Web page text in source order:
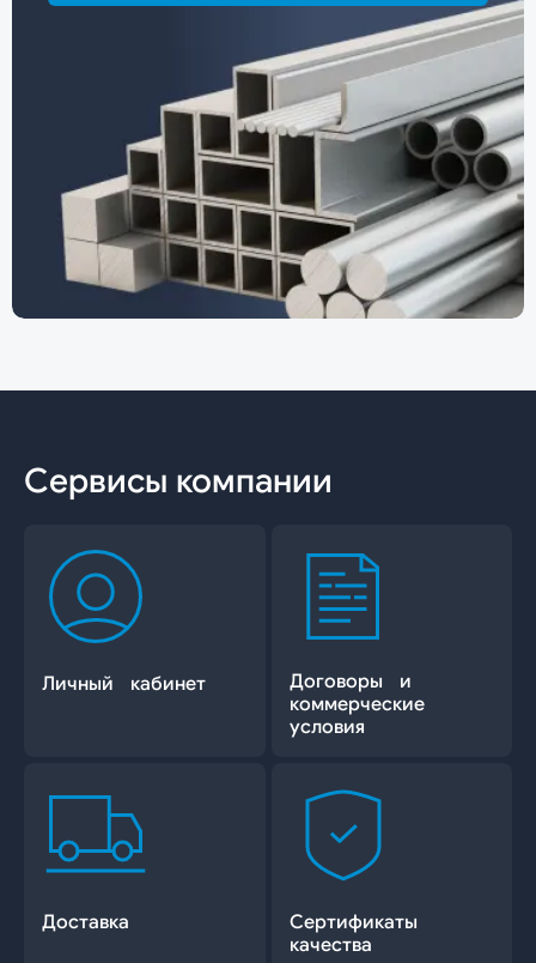
Сервисы компании
Личный кабинет
Договоры и
коммерческие
условия
Доставка
Сертификаты
качества